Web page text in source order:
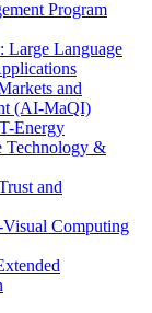
Program
Language
and
(AI-MaQI)
Energy
Technology &
and
Computing